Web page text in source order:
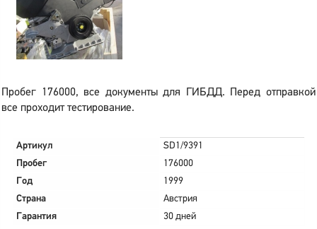
Пробег 176000, все документы для ГИБДД. Перед отправкой
все проходит тестирование.
Артикул
SD1/9391
Пробег
176000
Год
1999
Страна
Австрия
Гарантия
30 дней